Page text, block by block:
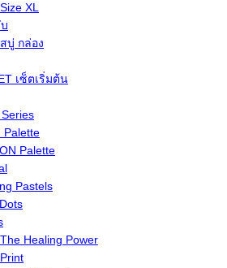
Size XL
บู่ กล่อง
เซ็ตเริ่มต้น
Palette
Palette
Pastels
Healing Power